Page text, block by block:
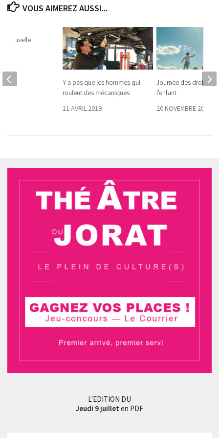
VOUS AIMEREZ AUSSI...
Y a pas que les hommes qui
roulent des mécaniques
11 AVRIL 2019
Journée des droits de
l’enfant
20 NOVEMBRE 2025
nouvelle
L'EDITION DU
Jeudi 9 juillet en PDF